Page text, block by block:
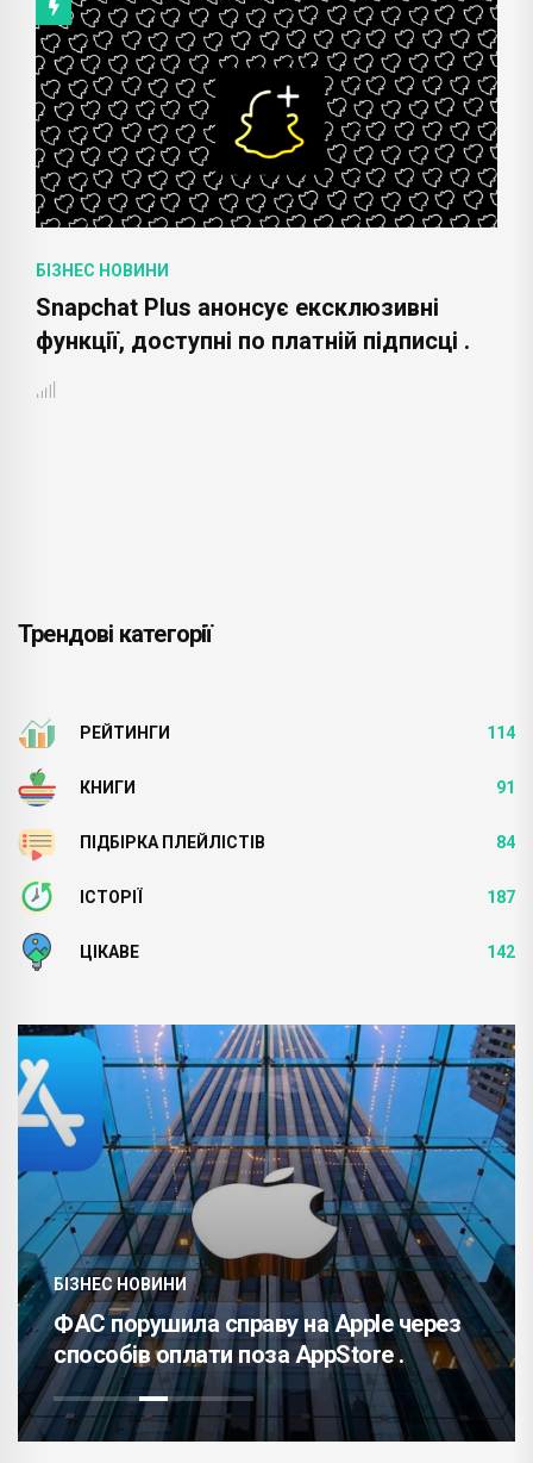
БІЗНЕС НОВИНИ
Snapchat Plus анонсує ексклюзивні
функції, доступні по платній підписці .
Трендові категорії
РЕЙТИНГИ 114
КНИГИ 91
ПІДБІРКА ПЛЕЙЛІСТІВ 84
ІСТОРІЇ 187
ЦІКАВЕ 142
БІЗНЕС НОВИНИ
ФАС порушила справу на Apple через
способів оплати поза AppStore .